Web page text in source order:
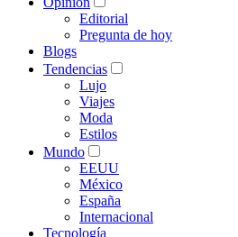
Editorial
Pregunta de hoy
Blogs
Tendencias
Lujo
Viajes
Moda
Estilos
Mundo
EEUU
México
España
Internacional
Tecnología